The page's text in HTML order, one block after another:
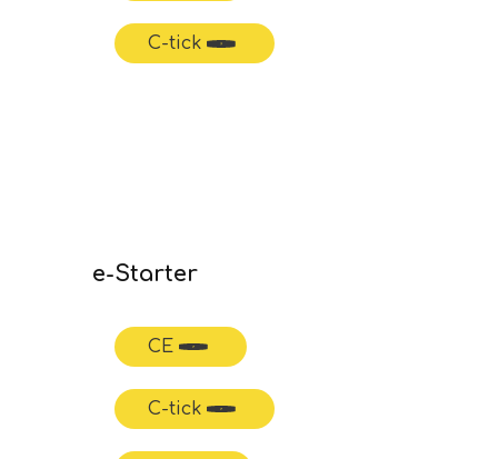
C-tick
e-Starter
CE
C-tick